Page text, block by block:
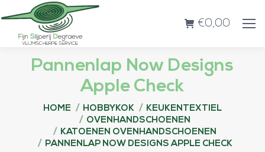
€0,00
Pannenlap Now Designs
Apple Check
Je bent hier:
HOME HOBBYKOK
KEUKENTEXTIEL
OVENHANDSCHOENEN
KATOENEN OVENHANDSCHOENEN
PANNENLAP NOW DESIGNS APPLE CHECK